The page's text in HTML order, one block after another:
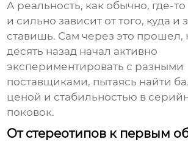
А реальность, как обычно, где-
и сильно зависит от того, куда и
ставишь. Сам через это прошел,
десять назад начал активно
экспериментировать с разными
поставщиками, пытаясь найти
ценой и стабильностью в
поковок.
От стереотипов к первым